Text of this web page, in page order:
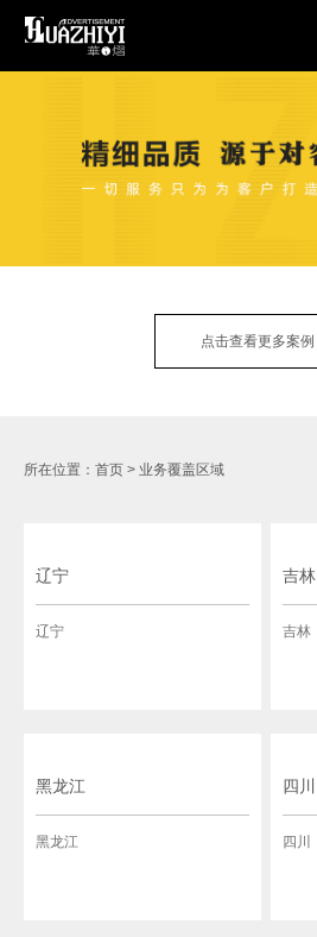
点击查看更多案例
所在位置： 首页 > 业务覆盖区域
辽宁
辽宁
吉林
吉林
黑龙江
黑龙江
四川
四川